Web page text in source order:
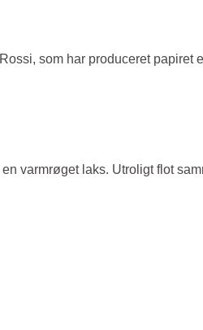
som har produceret papiret
varmrøget laks. Utroligt flot